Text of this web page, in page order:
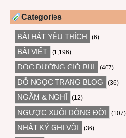
Categories
BÀI HÁT YÊU THÍCH (6)
BÀI VIẾT (1,196)
DỌC ĐƯỜNG GIÓ BỤI (407)
ĐỖ NGỌC TRANG BLOG (36)
NGẪM & NGHĨ (12)
NGƯỢC XUÔI DÒNG ĐỜI (107)
NHẬT KÝ GHI VỘI (36)